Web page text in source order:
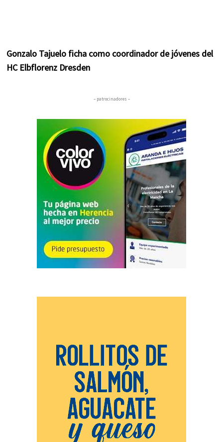
Gonzalo Tajuelo ficha como coordinador de jóvenes del
HC Elbflorenz Dresden
– patrocinadores –